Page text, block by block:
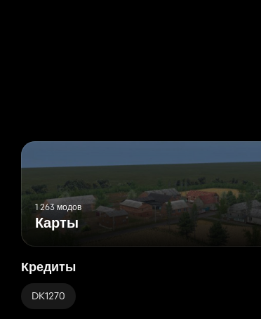
1 263 модов
Карты
Кредиты
DK1270